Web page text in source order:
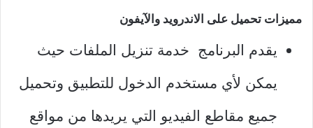
مميزات تحميل على الاندرويد والآيفون
يقدم البرنامج خدمة تنزيل الملفات حيث
يمكن لأي مستخدم الدخول للتطبيق وتحميل
جميع مقاطع الفيديو التي يريدها من مواقع